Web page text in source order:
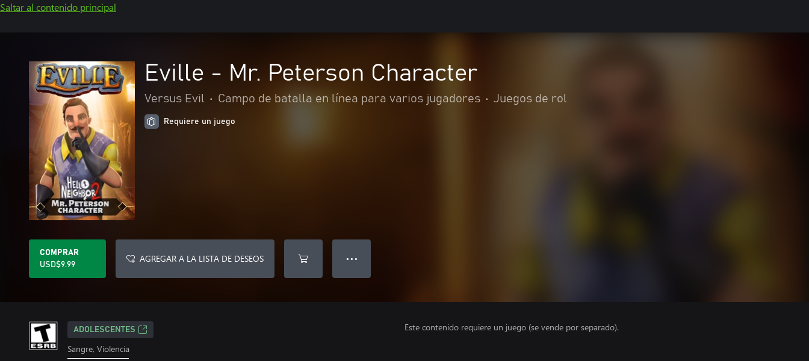
Saltar al contenido principal
Eville - Mr. Peterson Character
Versus Evil • Campo de batalla en línea para varios jugadores • Juegos de rol
Requiere un juego
COMPRAR
USD$9.99
AGREGAR A LA LISTA DE DESEOS ● ● ●
ADOLESCENTES
Sangre, Violencia
Este contenido requiere un juego (se vende por separado).